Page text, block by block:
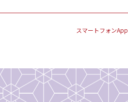
スマートフォンApp